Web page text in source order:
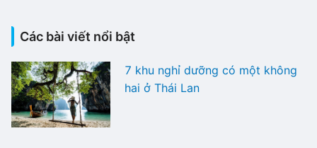
Các bài viết nổi bật
7 khu nghỉ dưỡng có một không
hai ở Thái Lan